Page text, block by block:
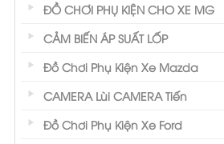
ĐỒ CHƠI PHỤ KIỆN CHO XE MG
CẢM BIẾN ÁP SUẤT LỐP
Đồ Chơi Phụ Kiện Xe Mazda
CAMERA Lùi CAMERA Tiến
Đồ Chơi Phụ Kiện Xe Ford